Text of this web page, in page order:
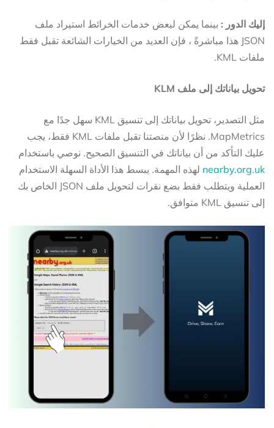
إليك الدور : بينما يمكن لبعض خدمات الخرائط استيراد ملف
JSON هذا مباشرةً ، فإن العديد من الخيارات الشائعة تقبل فقط
ملفات KML.
تحويل بياناتك إلى ملف KLM
مثل التصدير، تحويل بياناتك إلى تنسيق KML سهل جدًا مع
MapMetrics. نظرًا لأن منصتنا تقبل ملفات KML فقط، يجب
عليك التأكد من أن بياناتك في التنسيق الصحيح. نوصي باستخدام
nearby.org.uk لهذه المهمة. يبسط هذا الأداة السهلة الاستخدام
العملية ويتطلب فقط بضع نقرات لتحويل ملف JSON الخاص بك
إلى تنسيق KML متوافق.